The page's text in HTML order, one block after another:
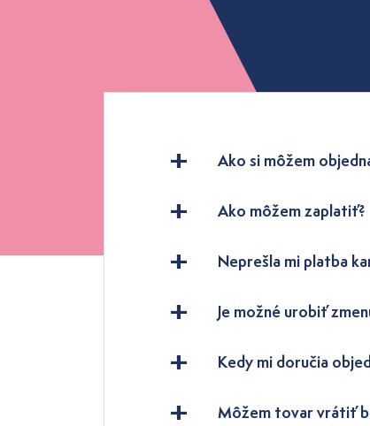
Ako si môžem
Ako môžem zaplatiť?
Neprešla mi platba
Je možné urobiť
Kedy mi doručia
Môžem tovar vrátiť